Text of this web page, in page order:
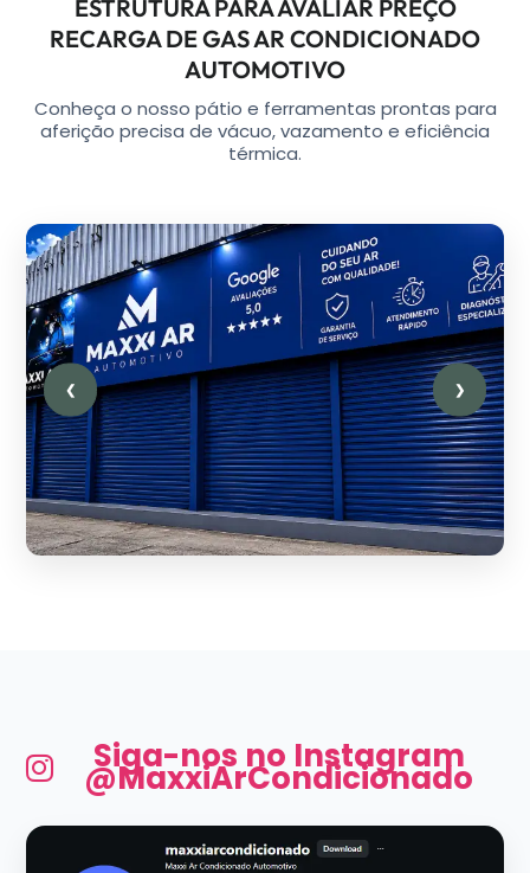
ESTRUTURA PARA AVALIAR PREÇO
RECARGA DE GAS AR CONDICIONADO
AUTOMOTIVO
Conheça o nosso pátio e ferramentas prontas para
aferição precisa de vácuo, vazamento e eficiência
térmica.
❮ ❯
Siga-nos no Instagram
@MaxxiArCondicionado